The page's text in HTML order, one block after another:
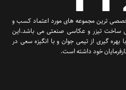
ترین مجموعه های مورد اعتماد کسب و
ساخت تیزر و عکاسی صنعتی می باشد.این
گیری از تیمی جوان و با انگیزه سعی در
خود داشته است.